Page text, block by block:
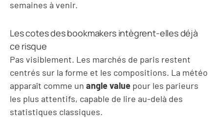
semaines à venir.
Les cotes des bookmakers intègrent-elles déjà
ce risque
Pas visiblement. Les marchés de paris restent
centrés sur la forme et les compositions. La météo
apparaît comme un angle value pour les parieurs
les plus attentifs, capable de lire au-delà des
statistiques classiques.